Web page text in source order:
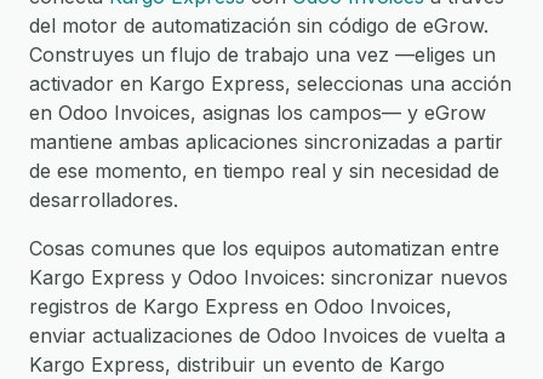
del motor de automatización sin código de eGrow.
Construyes un flujo de trabajo una vez —eliges un
activador en Kargo Express, seleccionas una acción
en Odoo Invoices, asignas los campos— y eGrow
mantiene ambas aplicaciones sincronizadas a partir
de ese momento, en tiempo real y sin necesidad de
desarrolladores.
Cosas comunes que los equipos automatizan entre
Kargo Express y Odoo Invoices: sincronizar nuevos
registros de Kargo Express en Odoo Invoices,
enviar actualizaciones de Odoo Invoices de vuelta a
Kargo Express, distribuir un evento de Kargo